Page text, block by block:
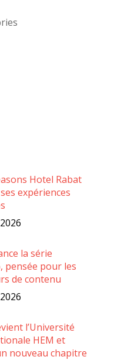
Hotel Rabat
expériences
la série
pensée pour les
de contenu
l’Université
HEM et
nouveau chapitre